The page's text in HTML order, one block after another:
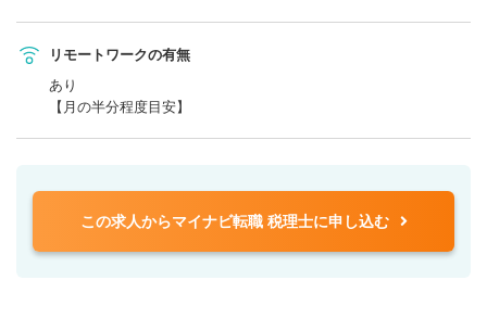
リモートワークの有無
あり
【月の半分程度目安】
この求人からマイナビ転職 税理士に申し込む